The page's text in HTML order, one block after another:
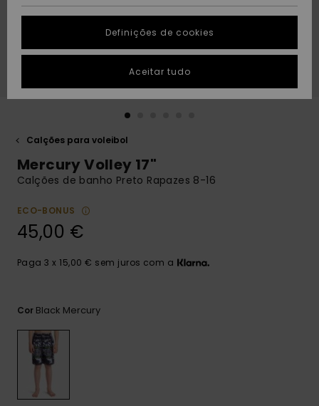
Coleções
Highlights
Guia de
tamanhos
conversa para
obteres a
resposta mais
rápida à tua
conversa
nosso
PRESENTE
DESEJO
Calções para voleibol
Mercury Volley 17"
Calções de banho Preto Rapazes 8-16
ECO-BONUS
45,00 €
Paga 3 x 15,00 € sem juros com a
Cor Black Mercury
Definições de cookies
Aceitar tudo